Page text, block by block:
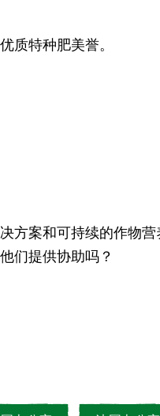
质特种肥美誉。
们提供协助吗？